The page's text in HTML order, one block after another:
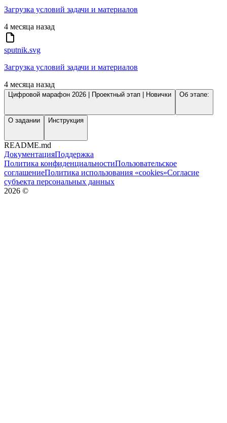
Загрузка условий задачи и материалов
4 месяца назад
sputnik.svg
Загрузка условий задачи и материалов
4 месяца назад
Цифровой марафон 2026 | Проектный этап | Новички Об этапе:
О задании Инструкция
README.md
ДокументацияПоддержка
Политика конфиденциальностиПользовательское
соглашениеПолитика использования «cookies»Согласие
субъекта персональных данных
2026 ©